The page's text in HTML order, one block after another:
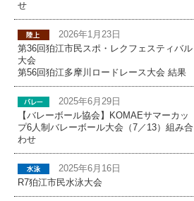
せ
2026年1月23日
第36回狛江市民スポ・レクフェスティバル
大会
第56回狛江多摩川ロードレース大会 結果
2025年6月29日
【バレーボール協会】KOMAEサマーカッ
プ6人制バレーボール大会（7／13）組み合
わせ
2025年6月16日
R7狛江市民水泳大会